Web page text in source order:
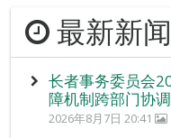
最新新闻
长者事务委员会
障机制跨部门协
2026年8月7日 20:41